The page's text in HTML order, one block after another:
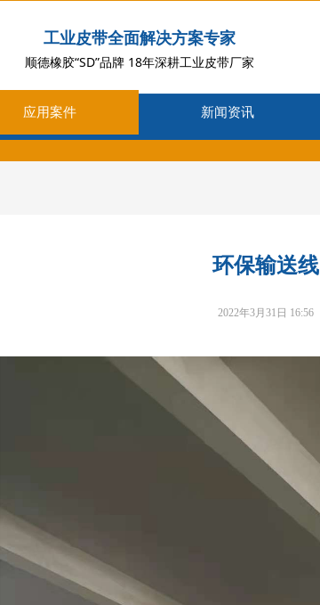
应用案件 新闻资讯
工业皮带全面解决方案专家
顺德橡胶“SD”品牌 18年深耕工业皮带厂家
环保输送线
2022年3月31日 16:56